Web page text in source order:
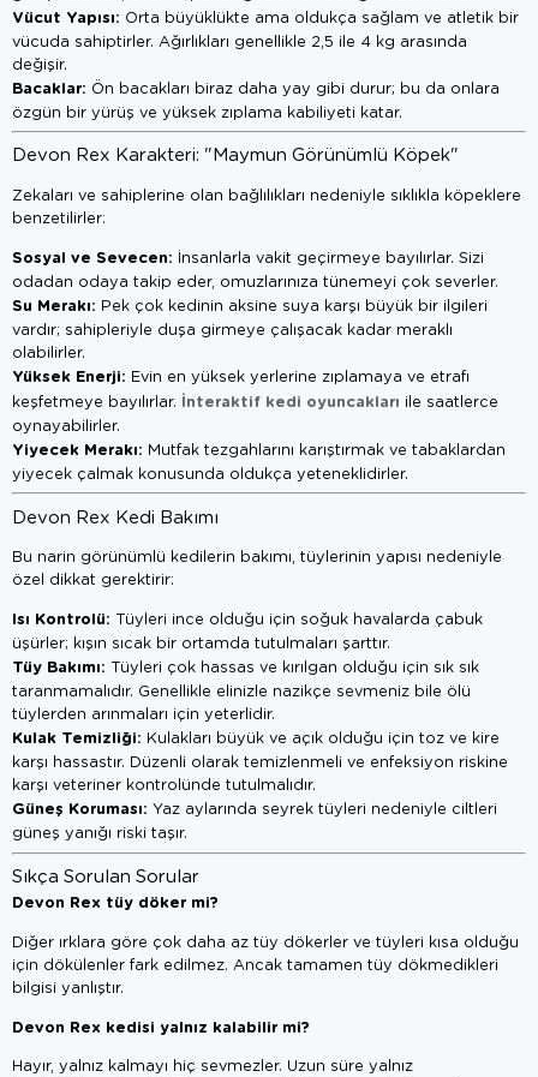
Vücut Yapısı: Orta büyüklükte ama oldukça sağlam ve atletik bir
vücuda sahiptirler. Ağırlıkları genellikle 2,5 ile 4 kg arasında
değişir.
Bacaklar: Ön bacakları biraz daha yay gibi durur; bu da onlara
özgün bir yürüş ve yüksek zıplama kabiliyeti katar.
Devon Rex Karakteri: "Maymun Görünümlü Köpek"
Zekaları ve sahiplerine olan bağlılıkları nedeniyle sıklıkla köpeklere
benzetilirler:
Sosyal ve Sevecen: İnsanlarla vakit geçirmeye bayılırlar. Sizi
odadan odaya takip eder, omuzlarınıza tünemeyi çok severler.
Su Merakı: Pek çok kedinin aksine suya karşı büyük bir ilgileri
vardır; sahipleriyle duşa girmeye çalışacak kadar meraklı
olabilirler.
Yüksek Enerji: Evin en yüksek yerlerine zıplamaya ve etrafı
keşfetmeye bayılırlar. İnteraktif kedi oyuncakları ile saatlerce
oynayabilirler.
Yiyecek Merakı: Mutfak tezgahlarını karıştırmak ve tabaklardan
yiyecek çalmak konusunda oldukça yeteneklidirler.
Devon Rex Kedi Bakımı
Bu narin görünümlü kedilerin bakımı, tüylerinin yapısı nedeniyle
özel dikkat gerektirir:
Isı Kontrolü: Tüyleri ince olduğu için soğuk havalarda çabuk
üşürler; kışın sıcak bir ortamda tutulmaları şarttır.
Tüy Bakımı: Tüyleri çok hassas ve kırılgan olduğu için sık sık
taranmamalıdır. Genellikle elinizle nazikçe sevmeniz bile ölü
tüylerden arınmaları için yeterlidir.
Kulak Temizliği: Kulakları büyük ve açık olduğu için toz ve kire
karşı hassastır. Düzenli olarak temizlenmeli ve enfeksiyon riskine
karşı veteriner kontrolünde tutulmalıdır.
Güneş Koruması: Yaz aylarında seyrek tüyleri nedeniyle ciltleri
güneş yanığı riski taşır.
Sıkça Sorulan Sorular
Devon Rex tüy döker mi?
Diğer ırklara göre çok daha az tüy dökerler ve tüyleri kısa olduğu
için dökülenler fark edilmez. Ancak tamamen tüy dökmedikleri
bilgisi yanlıştır.
Devon Rex kedisi yalnız kalabilir mi?
Hayır, yalnız kalmayı hiç sevmezler. Uzun süre yalnız